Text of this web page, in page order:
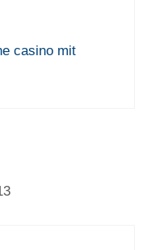
casino mit